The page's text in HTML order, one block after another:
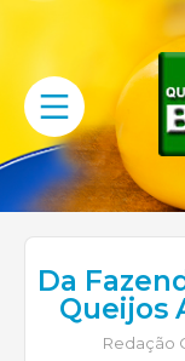
Da
Queijos
Redação